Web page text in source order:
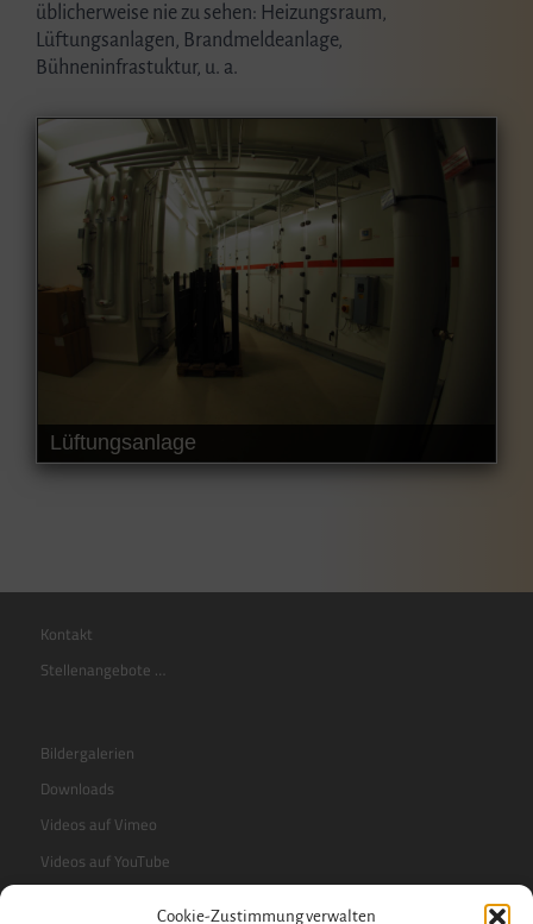
Cookie-Zustimmung verwalten
üblicherweise nie zu sehen: Heizungsraum,
Lüftungsanlagen, Brandmeldeanlage,
Bühneninfrastuktur, u. a.
Lüftungsanlage
Kontakt
Stellenangebote …
Bildergalerien
Downloads
Videos auf Vimeo
Videos auf YouTube